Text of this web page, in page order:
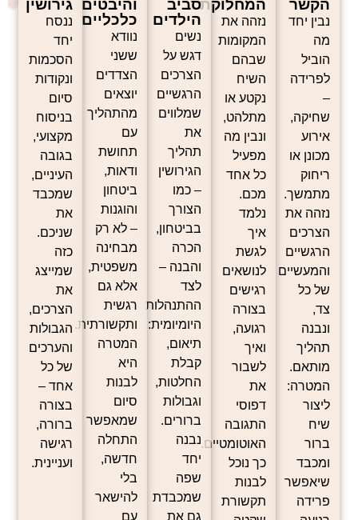
הקשר
נבין יחד
מה
הוביל
לפרידה
–
שחיקה,
אירוע
מכונן או
ריחוק
מתמשך.
נזהה את
הצרכים
הרגשיים
והמעשיים
של כל
צד,
ונבנה
תהליך
מותאם.
המטרה:
ליצור
שיח
ברור
ומכבד
שיאפשר
פרידה
המחלוקת
נזהה את
המקומות
שבהם
השיח
נקטע או
מתלהט,
ונבין מה
מפעיל
כל אחד
מכם.
נלמד
איך
לגשת
לנושאים
רגישים
בצורה
רגועה,
ואיך
לשבור
את
דפוסי
התגובה
האוטומטיים.
כך נוכל
לבנות
תקשורת
סביב
הילדים
נשים
דגש על
הצרכים
הרגשיים
שמלווים
את
תהליך
הגירושין
– כמו
הצורך
בביטחון,
הכרה
והבנה –
לצד
ההתנהלות
היומיומית:
תיאום,
קבלת
החלטות,
וגבולות
ברורים.
נבנה
יחד
שפה
שמכבדת
גם את
והיבטים
כלכליים
נוודא
ששני
הצדדים
יוצאים
מהתהליך
עם
תחושת
ודאות,
ביטחון
והוגנות
– לא רק
מבחינה
משפטית,
אלא גם
רגשית
ותקשורתית.
המטרה
היא
לבנות
סיום
שמאפשר
התחלה
חדשה,
בלי
להישאר
עם
גירושין
ננסח
יחד
הסכמות
ונקודות
סיום
בניסוח
מקצועי,
בגובה
העיניים,
שמכבד
את
שניכם.
כזה
שמייצג
את
הצרכים,
הגבולות
והערכים
של כל
אחד –
בצורה
ברורה,
רגישה
ועניינית.